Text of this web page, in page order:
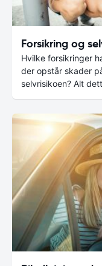
Forsikring og
Hvilke forsikringer
der opstår skader
selvrisikoen? Alt